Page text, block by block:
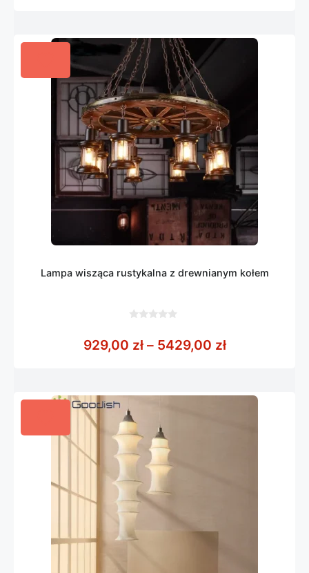
Lampa wisząca rustykalna z drewnianym kołem
5
929,00 zł – 5429,00 złZakres cen: